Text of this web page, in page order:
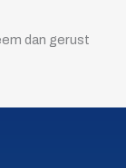
dan gerust